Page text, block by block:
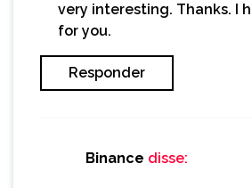
very interesting. Thanks. I
for you.
Responder
Binance disse: